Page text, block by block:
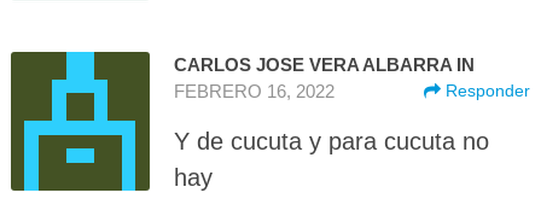
CARLOS JOSE VERA ALBARRA IN
FEBRERO 16, 2022
Responder
Y de cucuta y para cucuta no
hay